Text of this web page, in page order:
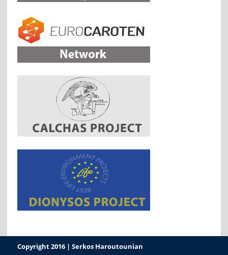
Copyright 2016 | Serkos Haroutounian